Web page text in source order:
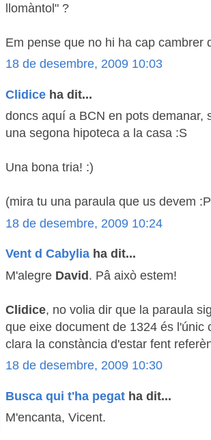
llomàntol" ?
Em pense que no hi ha cap cambrer
18 de desembre, 2009 10:03
Clidice ha dit...
doncs aquí a BCN en pots demanar,
una segona hipoteca a la casa :S
Una bona tria! :)
(mira tu una paraula que us devem
18 de desembre, 2009 10:24
Vent d Cabylia ha dit...
M'alegre David. Pâ això estem!
Clidice, no volia dir que la paraula
que eixe document de 1324 és l'únic
clara la constància d'estar fent
18 de desembre, 2009 10:30
Busca qui t'ha pegat ha dit...
M'encanta, Vicent.